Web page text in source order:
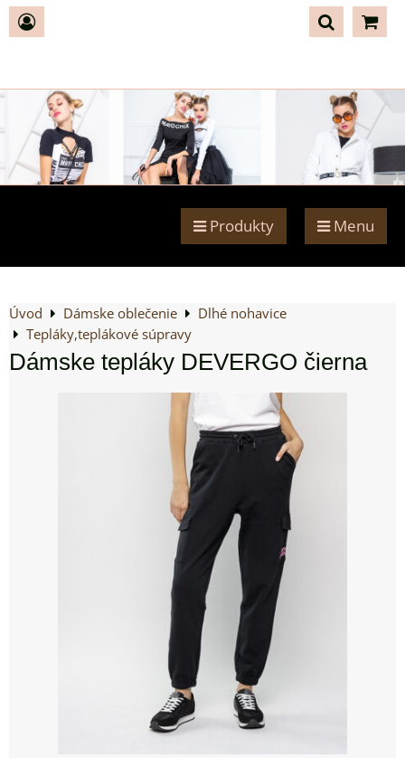
Produkty Menu
Úvod Dámske oblečenie
Dlhé nohavice
Tepláky,teplákové súpravy
Dámske tepláky DEVERGO čierna